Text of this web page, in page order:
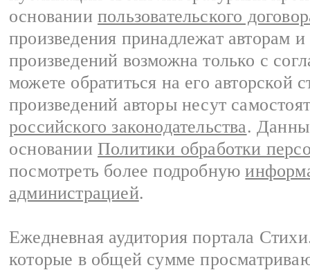
основании пользовательского
произведения принадлежат авторам
произведений возможна только с
можете обратиться на его авторской
произведений авторы несут
российского законодательства.
основании Политики обработки
посмотреть более подробную
администрацией.
Ежедневная аудитория портала
которые в общей сумме